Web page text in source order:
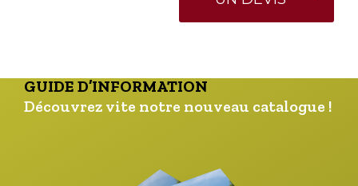
GUIDE D’INFORMATION
Découvrez vite notre nouveau catalogue !